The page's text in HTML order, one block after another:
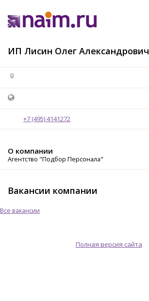
ИП Лисин Олег Александрович
+7 (495) 4141272
О компании
Агентство "Подбор Персонала"
Вакансии компании
Все вакансии
Полная версия сайта